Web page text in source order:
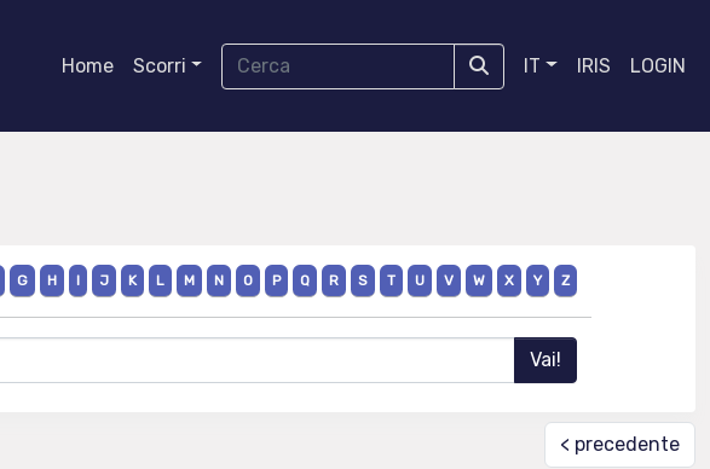
Home Scorri IT IRIS LOGIN
G H I J K L M N O P Q R S T U V W X Y Z
< precedente